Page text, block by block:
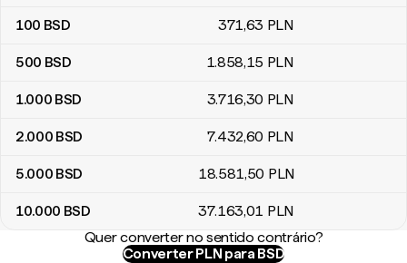
100 BSD 371,63 PLN
500 BSD 1.858,15 PLN
1.000 BSD 3.716,30 PLN
2.000 BSD 7.432,60 PLN
5.000 BSD 18.581,50 PLN
10.000 BSD 37.163,01 PLN
Quer converter no sentido contrário?
Converter PLN para BSD